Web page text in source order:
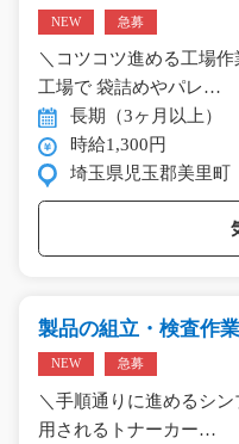
NEW 急募
＼コツコツ進める工場
工場で 袋詰めやパレ…
長期（3ヶ月以上）
時給1,300円
埼玉県児玉郡美里町
製品の組立・検査作
NEW 急募
＼手順通りに進めるシ
用されるトナーカー…